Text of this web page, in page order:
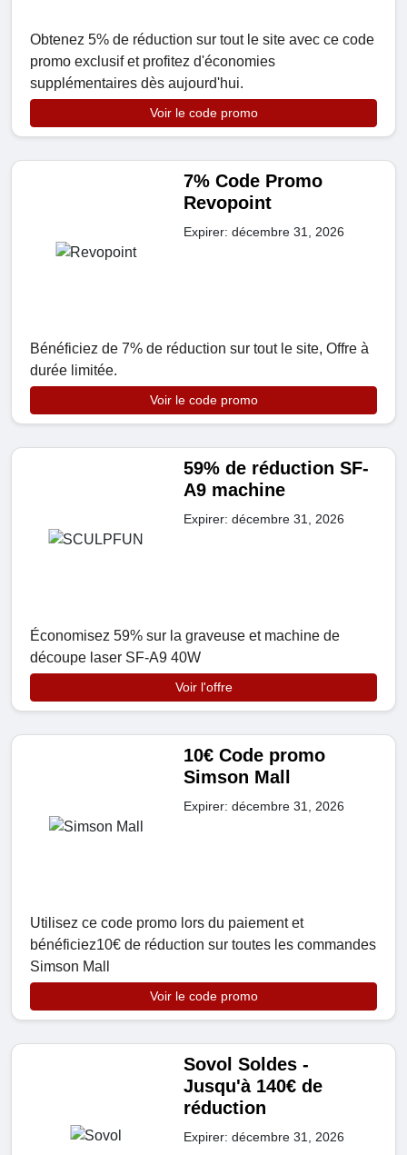
Obtenez 5% de réduction sur tout le site avec ce code
promo exclusif et profitez d'économies
supplémentaires dès aujourd'hui.
Voir le code promo
7% Code Promo
Revopoint
Expirer: décembre 31, 2026
Bénéficiez de 7% de réduction sur tout le site, Offre à
durée limitée.
Voir le code promo
59% de réduction SF-
A9 machine
Expirer: décembre 31, 2026
Économisez 59% sur la graveuse et machine de
découpe laser SF-A9 40W
Voir l'offre
10€ Code promo
Simson Mall
Expirer: décembre 31, 2026
Utilisez ce code promo lors du paiement et
bénéficiez10€ de réduction sur toutes les commandes
Simson Mall
Voir le code promo
Sovol Soldes -
Jusqu'à 140€ de
réduction
Expirer: décembre 31, 2026